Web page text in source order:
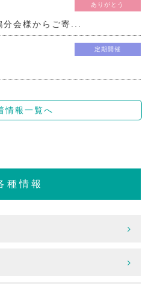
ありがとう
会様からご寄...
定期開催
情報一覧へ
種情報